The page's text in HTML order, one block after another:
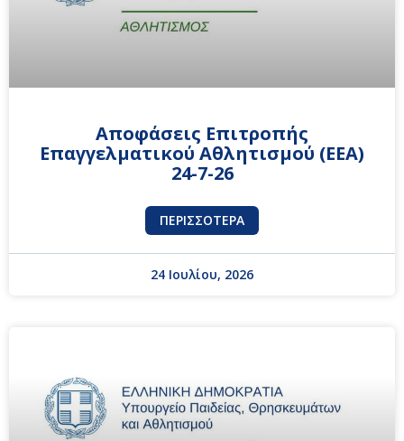
Αποφάσεις Επιτροπής
Επαγγελματικού Αθλητισμού (ΕΕΑ)
24-7-26
ΠΕΡΙΣΣΌΤΕΡΑ
24 Ιουλίου, 2026